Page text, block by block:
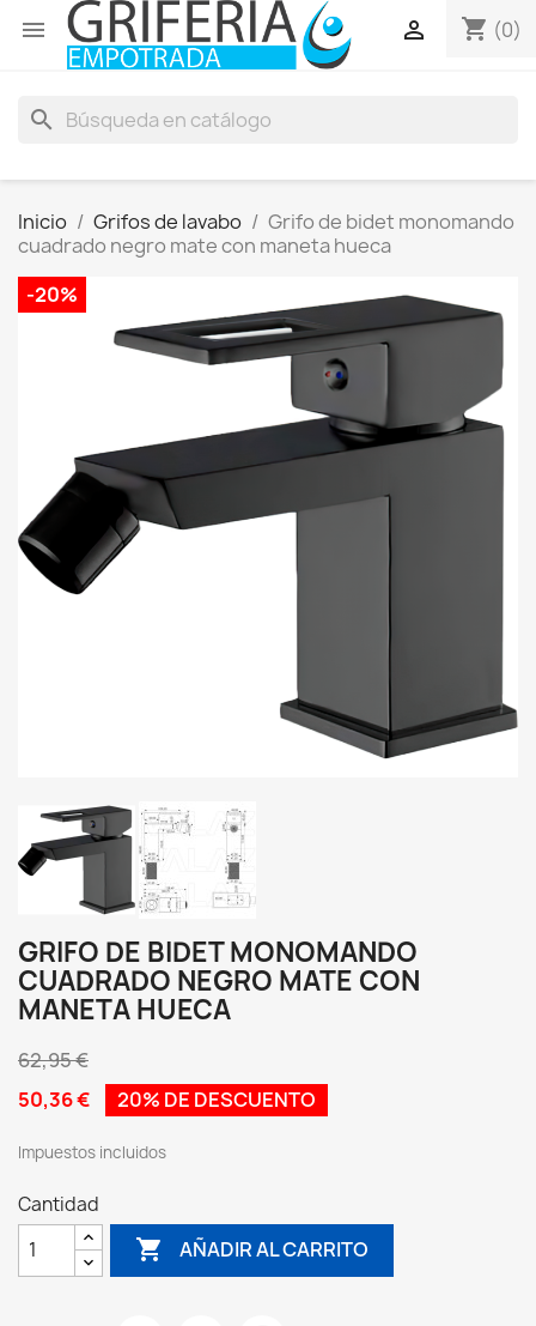
 shopping_cart (0)

search
Inicio Grifos de lavabo
Grifo de bidet monomando
cuadrado negro mate con maneta hueca
-20%
GRIFO DE BIDET MONOMANDO
CUADRADO NEGRO MATE CON
MANETA HUECA
62,95 €
50,36 €
20% DE DESCUENTO
Impuestos incluidos
Cantidad
 AÑADIR AL CARRITO